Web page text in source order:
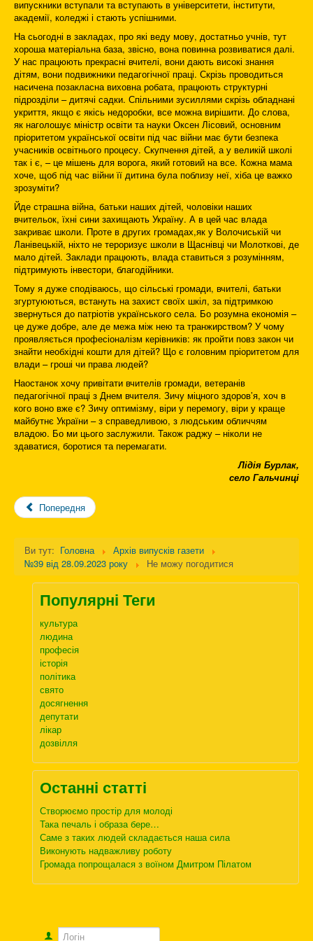
випускники вступали та вступають в університети, інститути,
академії, коледжі і стають успішними.
На сьогодні в закладах, про які веду мову, достатньо учнів, тут
хороша матеріальна база, звісно, вона повинна розвиватися далі.
У нас працюють прекрасні вчителі, вони дають високі знання
дітям, вони подвижники педагогічної праці. Скрізь проводиться
насичена позакласна виховна робата, працюють структурні
підрозділи – дитячі садки. Спільними зусиллями скрізь обладнані
укриття, якщо є якісь недоробки, все можна вирішити. До слова,
як наголошує міністр освіти та науки Оксен Лісовий, основним
пріоритетом української освіти під час війни має бути безпека
учасників освітнього процесу. Скупчення дітей, а у великій школі
так і є, – це мішень для ворога, який готовий на все. Кожна мама
хоче, щоб під час війни її дитина була поблизу неї, хіба це важко
зрозуміти?
Йде страшна війна, батьки наших дітей, чоловіки наших
вчительок, їхні сини захищають Україну. А в цей час влада
закриває школи. Проте в других громадах,як у Волочиській чи
Ланівецькій, ніхто не тероризує школи в Щаснівці чи Молоткові, де
мало дітей. Заклади працюють, влада ставиться з розумінням,
підтримують інвестори, благодійники.
Тому я дуже сподіваюсь, що сільські громади, вчителі, батьки
згуртуюються, встануть на захист своїх шкіл, за підтримкою
звернуться до патріотів українського села. Бо розумна економія –
це дуже добре, але де межа між нею та транжирством? У чому
проявляється професіоналізм керівників: як пройти повз закон чи
знайти необхідні кошти для дітей? Що є головним пріоритетом для
влади – гроші чи права людей?
Наостанок хочу привітати вчителів громади, ветеранів
педагогічної праці з Днем вчителя. Зичу міцного здоров’я, хоч в
кого воно вже є? Зичу оптимізму, віри у перемогу, віри у краще
майбутнє України – з справедливою, з людським обличчям
владою. Бо ми цього заслужили. Також раджу – ніколи не
здаватися, боротися та перемагати.
Лідія Бурлак,
село Гальчинці
Попередня
Ви тут: Головна
Архів випусків газети
№39 від 28.09.2023 року
Не можу погодитися
Популярні Теги
культура
людина
професія
історія
політика
свято
досягнення
депутати
лікар
дозвілля
Останні статті
Створюємо простір для молоді
Така печаль і образа бере…
Саме з таких людей складається наша сила
Виконують надважливу роботу
Громада попрощалася з воїном Дмитром Пілатом
Логін